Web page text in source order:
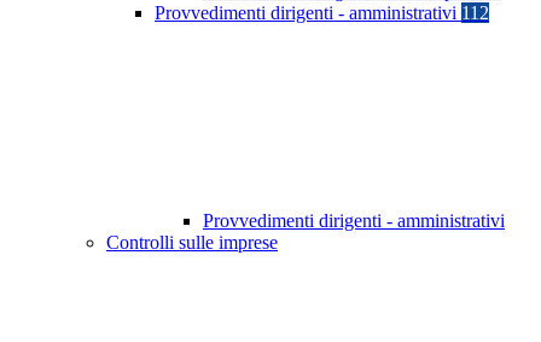
Provvedimenti dirigenti - amministrativi 112
Provvedimenti dirigenti - amministrativi
Controlli sulle imprese